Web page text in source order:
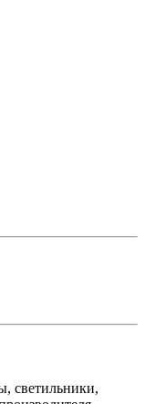
светильники,